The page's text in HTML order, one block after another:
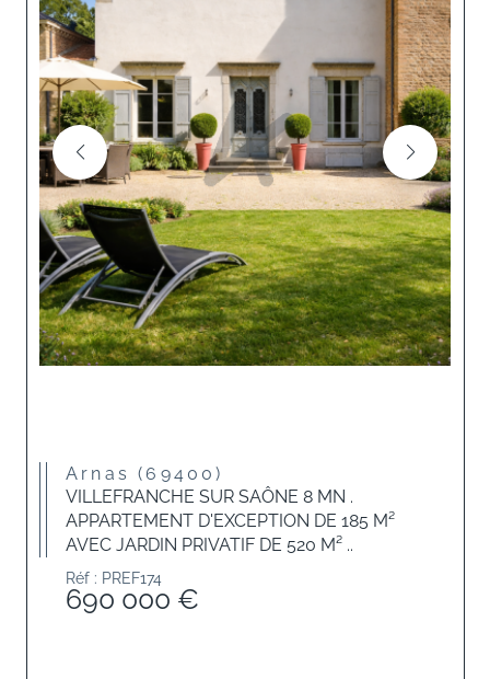
Arnas (69400)
VILLEFRANCHE SUR SAÔNE 8 MN .
APPARTEMENT D'EXCEPTION DE 185 M²
AVEC JARDIN PRIVATIF DE 520 M² ..
Réf : PREF174
690 000 €